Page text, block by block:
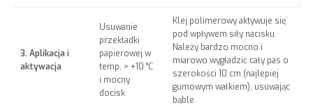
3. Aplikacja i
aktywacja
Usuwanie
przekładki
papierowej w
temp. > +10 °C
i mocny
docisk
Klej polimerowy aktywuje się
pod wpływem siły nacisku.
Należy bardzo mocno i
miarowo wygładzić cały pas o
szerokości 10 cm (najlepiej
gumowym wałkiem), usuwając
bąble.